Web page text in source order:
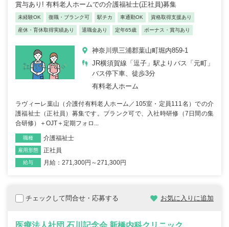
賞与あり! 有料老人ホームでの介護福祉士(正社員)募集
未経験OK 復職・ブランク可 駅チカ 車通勤OK 資格取得支援あり
産休・育休取得実績あり 退職金あり 定年65歳 ボーナス・賞与あり
神奈川県三浦郡葉山町堀内859-1
JR横須賀線「逗子」駅よりバス「元町」
バス停下車、徒歩3分
有料老人ホーム
ラヴィーレ葉山（介護付有料老人ホーム／105室・定員111名）での介
護福祉士（正社員）募集です。ブランク可で、入社時研修（7日間の集
合研修）＋OJT＋定期フォロ...
職種 介護福祉士
雇用形態 正社員
給与 月給：271,300円～271,300円
チェックして問合せ・応募する お気に入りに追加
医療法人社団 石川記念会 新橋内科クリニック